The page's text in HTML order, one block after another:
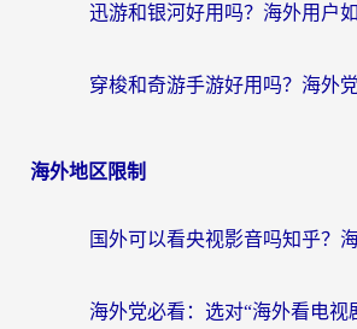
海外地区限制